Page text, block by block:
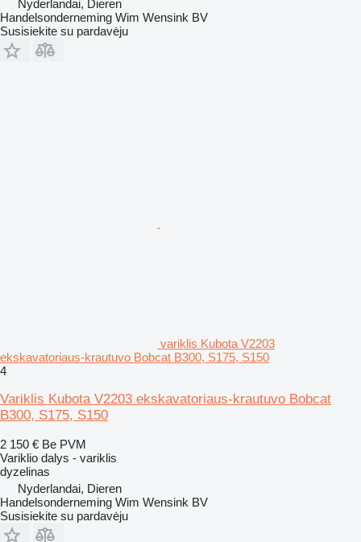
Nyderlandai, Dieren
Handelsonderneming Wim Wensink BV
Susisiekite su pardavėju
variklis Kubota V2203
ekskavatoriaus-krautuvo Bobcat B300, S175, S150
4
Variklis Kubota V2203 ekskavatoriaus-krautuvo Bobcat
B300, S175, S150
2 150 € Be PVM
Variklio dalys - variklis
dyzelinas
Nyderlandai, Dieren
Handelsonderneming Wim Wensink BV
Susisiekite su pardavėju